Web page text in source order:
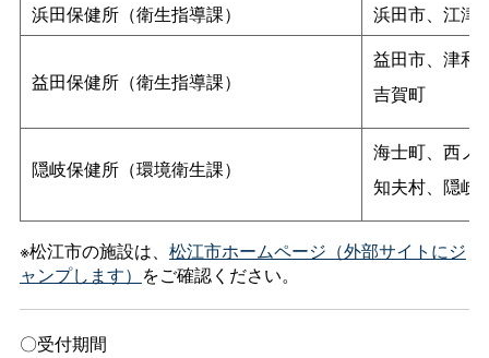
浜田保健所（衛生指導課） 浜田市、江津
益田保健所（衛生指導課）
益田市、津和
吉賀町
隠岐保健所（環境衛生課）
海士町、西ノ
知夫村、隠岐
※松江市の施設は、 松江市ホームページ（外部サイトにジ
ャンプします） をご確認ください。
〇受付期間